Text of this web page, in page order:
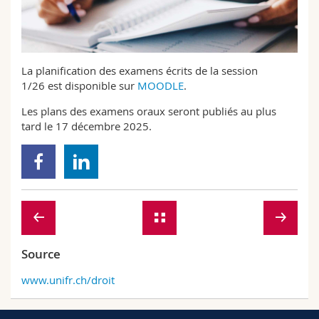
Sciences et médecine
Interfacultaire
Collaborateurs
Doctorants
Webmail
Programme des cours
MyUnifr
La planification des examens écrits de la session
1/26 est disponible sur MOODLE.
Les plans des examens oraux seront publiés au plus
tard le 17 décembre 2025.
Source
www.unifr.ch/droit